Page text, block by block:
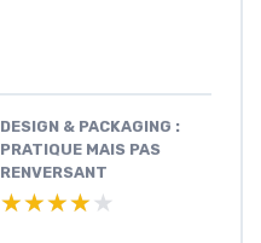
DESIGN & PACKAGING :
PRATIQUE MAIS PAS
RENVERSANT
★★★★★
★★★★★